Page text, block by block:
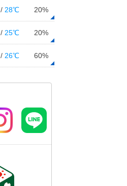
/ 28℃ 20%
/ 25℃ 20%
/ 26℃ 60%